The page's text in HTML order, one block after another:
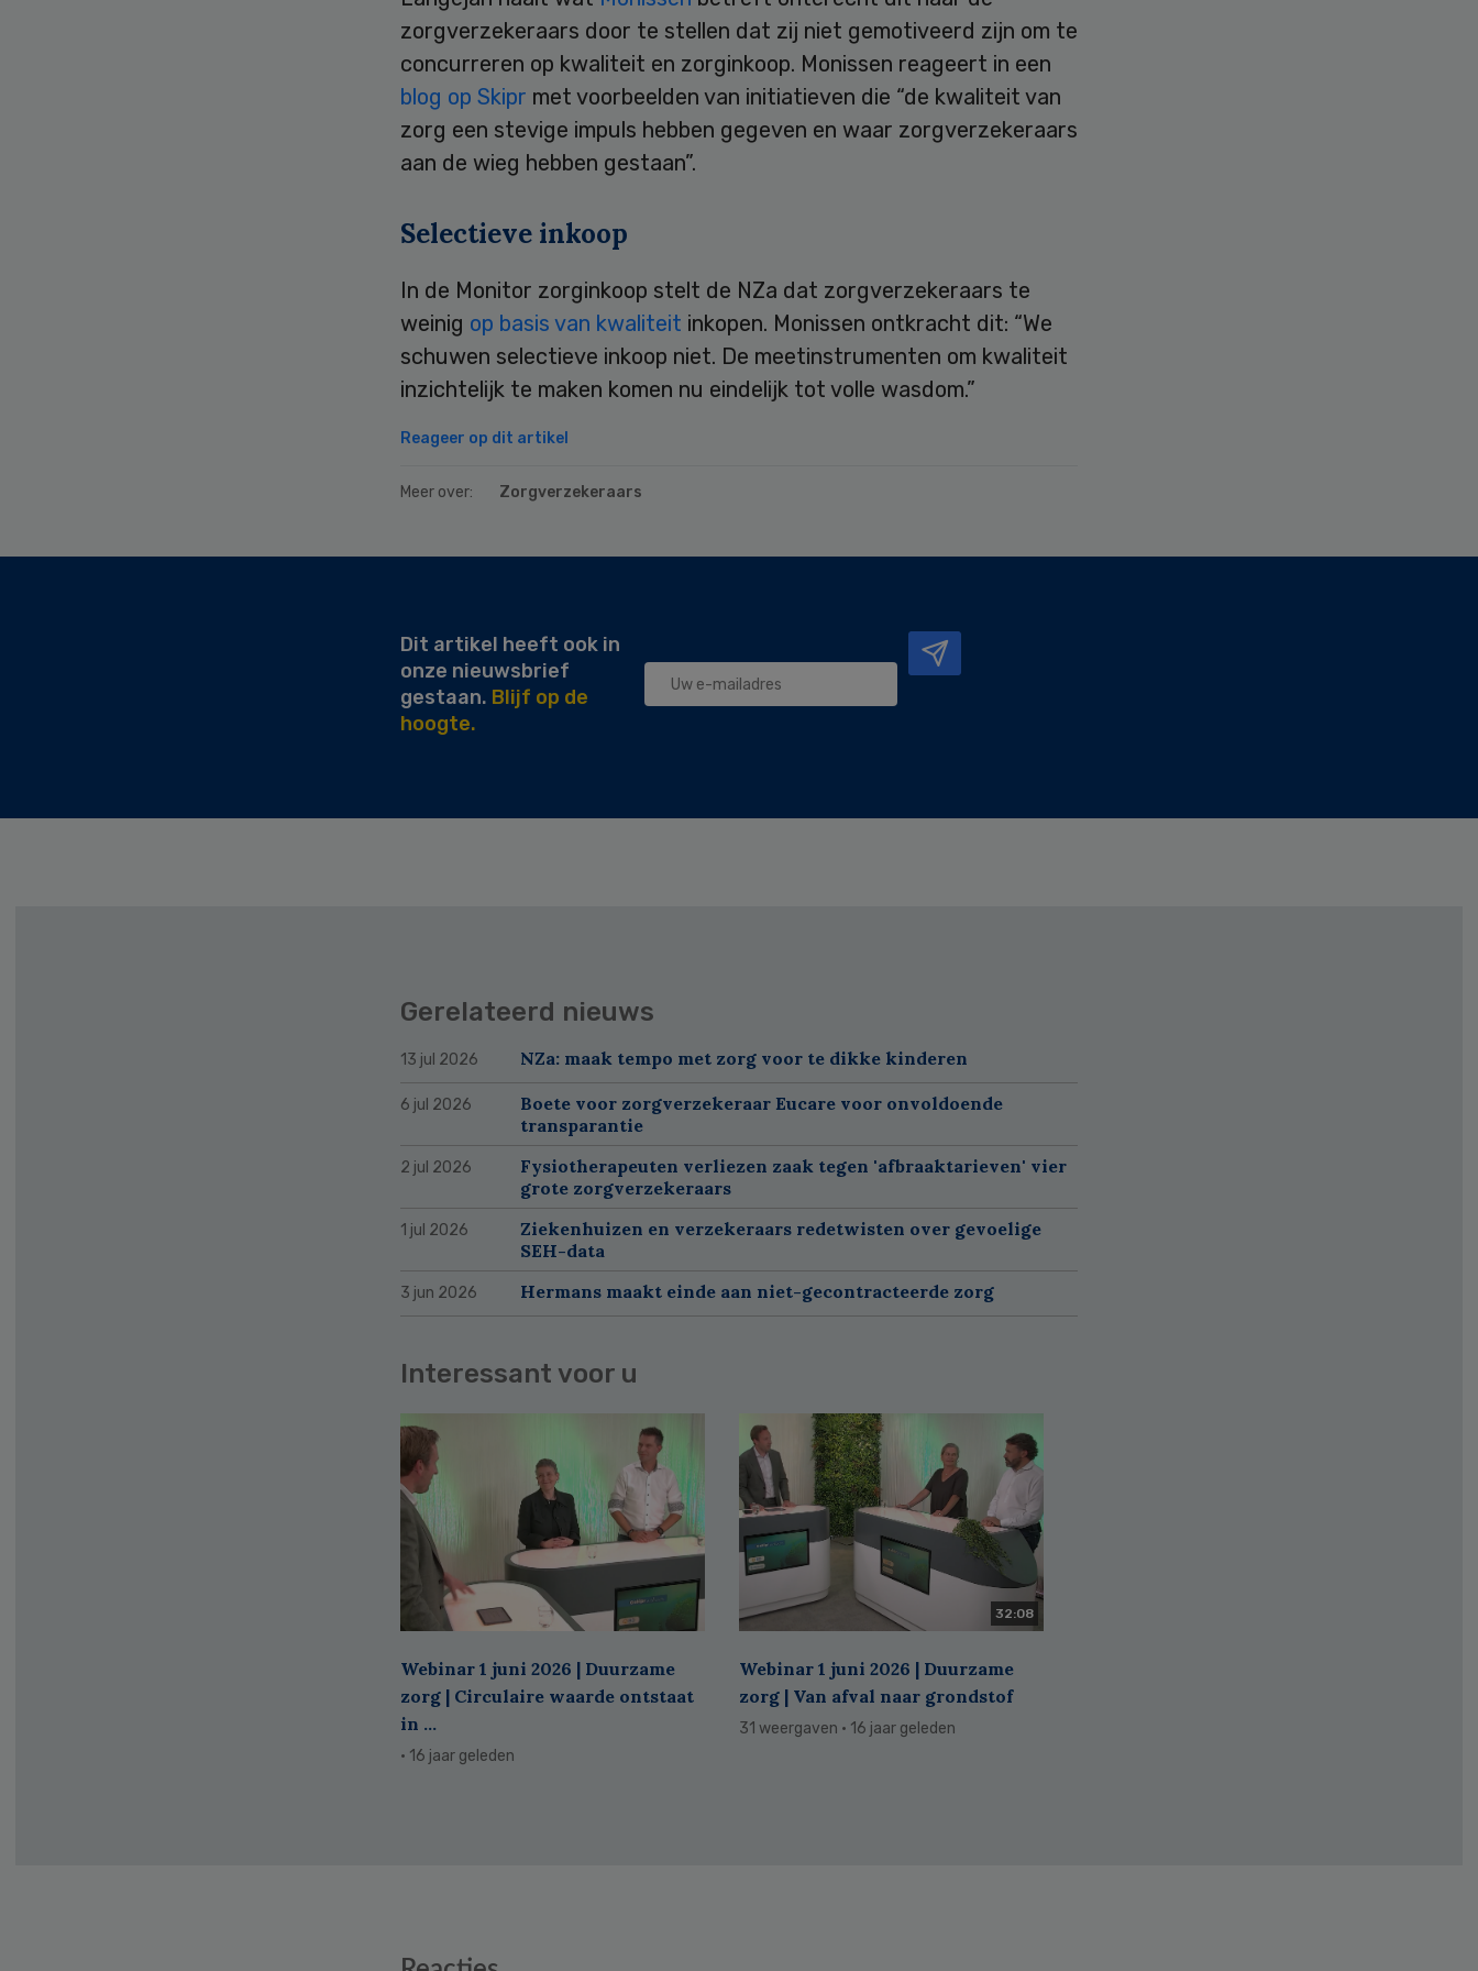
zorgverzekeraars door te stellen dat zij niet gemotiveerd zijn om te
concurreren op kwaliteit en zorginkoop. Monissen reageert in een
blog op Skipr met voorbeelden van initiatieven die “de kwaliteit van
zorg een stevige impuls hebben gegeven en waar zorgverzekeraars
aan de wieg hebben gestaan”.
Selectieve inkoop
In de Monitor zorginkoop stelt de NZa dat zorgverzekeraars te
weinig op basis van kwaliteit inkopen. Monissen ontkracht dit: “We
schuwen selectieve inkoop niet. De meetinstrumenten om kwaliteit
inzichtelijk te maken komen nu eindelijk tot volle wasdom.”
Reageer op dit artikel
Meer over: Zorgverzekeraars
Dit artikel heeft ook in
onze nieuwsbrief
gestaan. Blijf op de
hoogte.
Gerelateerd nieuws
13 jul 2026 NZa: maak tempo met zorg voor te dikke kinderen
6 jul 2026
Boete voor zorgverzekeraar Eucare voor onvoldoende
transparantie
2 jul 2026
Fysiotherapeuten verliezen zaak tegen 'afbraaktarieven' vier
grote zorgverzekeraars
1 jul 2026
Ziekenhuizen en verzekeraars redetwisten over gevoelige
SEH-data
3 jun 2026 Hermans maakt einde aan niet-gecontracteerde zorg
Interessant voor u
Webinar 1 juni 2026 | Duurzame
zorg | Circulaire waarde ontstaat
in ...
· 16 jaar geleden
32:08
Webinar 1 juni 2026 | Duurzame
zorg | Van afval naar grondstof
31 weergaven · 16 jaar geleden